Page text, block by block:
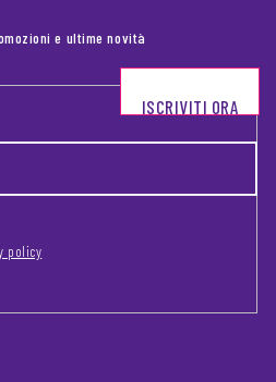
e ultime novità
policy
ISCRIVITI ORA